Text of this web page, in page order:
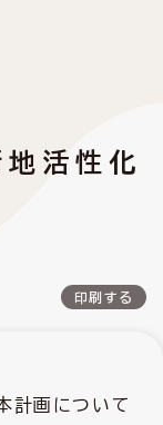
活性化
印刷する
計画について